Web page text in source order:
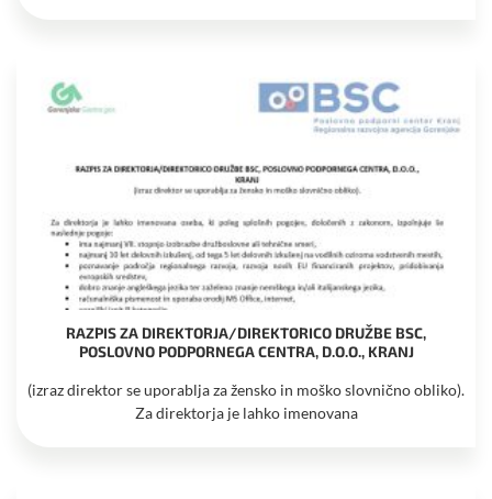
RAZPIS ZA DIREKTORJA/DIREKTORICO DRUŽBE BSC,
POSLOVNO PODPORNEGA CENTRA, D.O.O., KRANJ
(izraz direktor se uporablja za žensko in moško slovnično obliko).
Za direktorja je lahko imenovana